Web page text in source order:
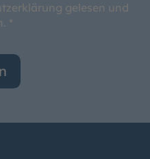
gelesen und
*